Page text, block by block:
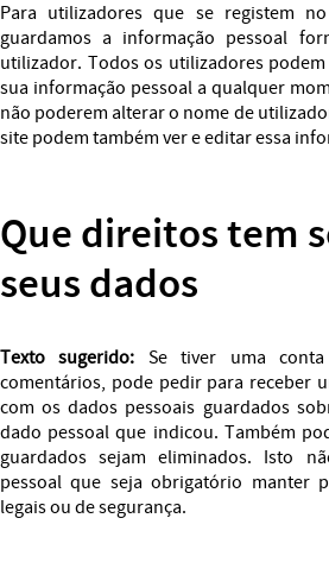
Para utilizadores que se registem
guardamos a informação pessoal
utilizador. Todos os utilizadores
sua informação pessoal a qualquer
não poderem alterar o nome de
site podem também ver e editar essa
Que direitos tem
seus dados
Texto sugerido: Se tiver uma
comentários, pode pedir para receber
com os dados pessoais guardados
dado pessoal que indicou. Também
guardados sejam eliminados. Isto
pessoal que seja obrigatório manter
legais ou de segurança.